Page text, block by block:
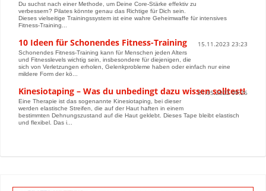
Du suchst nach einer Methode, um Deine Core-Stärke effektiv zu
verbessern? Pilates könnte genau das Richtige für Dich sein.
Dieses vielseitige Trainingssystem ist eine wahre Geheimwaffe für intensives
Fitness-Training...
10 Ideen für Schonendes Fitness-Training 15.11.2023 23:23
Schonendes Fitness-Training kann für Menschen jeden Alters
und Fitnesslevels wichtig sein, insbesondere für diejenigen, die
sich von Verletzungen erholen, Gelenkprobleme haben oder einfach nur eine
mildere Form der kö...
Kinesiotaping – Was du unbedingt dazu wissen solltest!
21.05.2022 09:26
Eine Therapie ist das sogenannte Kinesiotaping, bei dieser
werden elastische Streifen, die auf der Haut haften in einem
bestimmten Dehnungszustand auf die Haut geklebt. Dieses Tape bleibt elastisch
und flexibel. Das i...